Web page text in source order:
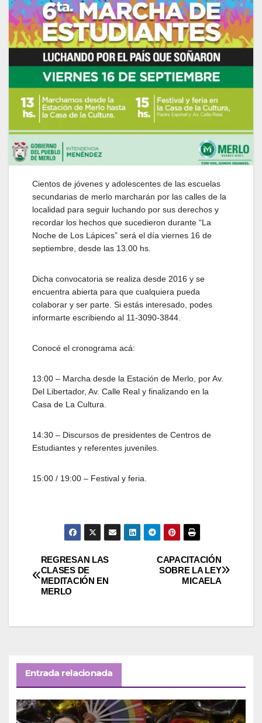
Cientos de jóvenes y adolescentes de las escuelas
secundarias de merlo marcharán por las calles de la
localidad para seguir luchando por sus derechos y
recordar los hechos que sucedieron durante “La
Noche de Los Lápices” será el día viernes 16 de
septiembre, desde las 13.00 hs.
Dicha convocatoria se realiza desde 2016 y se
encuentra abierta para que cualquiera pueda
colaborar y ser parte. Si estás interesado, podes
informarte escribiendo al 11-3090-3844.
Conocé el cronograma acá:
13:00 – Marcha desde la Estación de Merlo, por Av.
Del Libertador, Av. Calle Real y finalizando en la
Casa de La Cultura.
14:30 – Discursos de presidentes de Centros de
Estudiantes y referentes juveniles.
15:00 / 19:00 – Festival y feria.
Navegación
de
CAPACITACIÓN
SOBRE LA LEY
MICAELA
REGRESAN LAS
CLASES DE
MEDITACIÓN EN
MERLO
Entrada relacionada